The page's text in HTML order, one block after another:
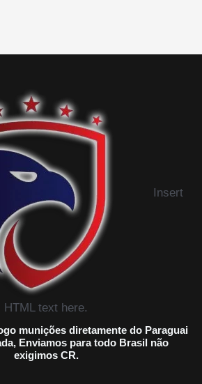
Insert
HTML text here.
munições diretamente do Paraguai
Enviamos para todo Brasil não
exigimos CR.